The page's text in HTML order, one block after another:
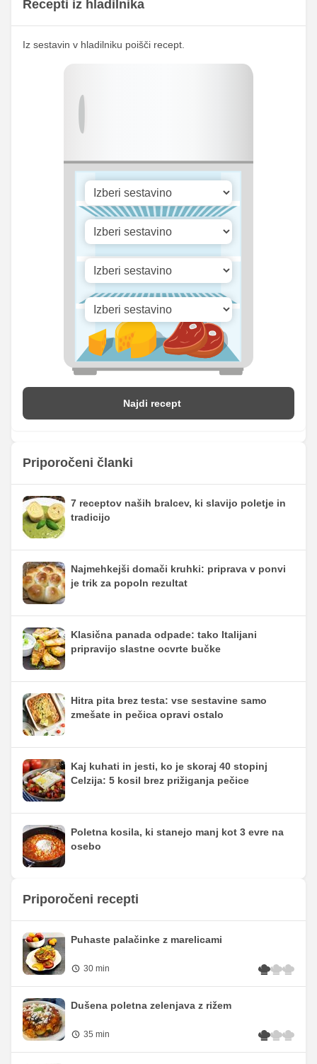
Kalij 520.17 mg
81.34 iu
150.5 iu
0 mg 0 mg
42.61
mg
78.83 mg
Recepti iz hladilnika
Iz sestavin v hladilniku poišči recept.
Najdi recept
Priporočeni članki
7 receptov naših bralcev, ki slavijo poletje in
tradicijo
Najmehkejši domači kruhki: priprava v ponvi
je trik za popoln rezultat
Klasična panada odpade: tako Italijani
pripravijo slastne ocvrte bučke
Hitra pita brez testa: vse sestavine samo
zmešate in pečica opravi ostalo
Kaj kuhati in jesti, ko je skoraj 40 stopinj
Celzija: 5 kosil brez prižiganja pečice
Poletna kosila, ki stanejo manj kot 3 evre na
osebo
Priporočeni recepti
Puhaste palačinke z marelicami
30 min
Dušena poletna zelenjava z rižem
35 min